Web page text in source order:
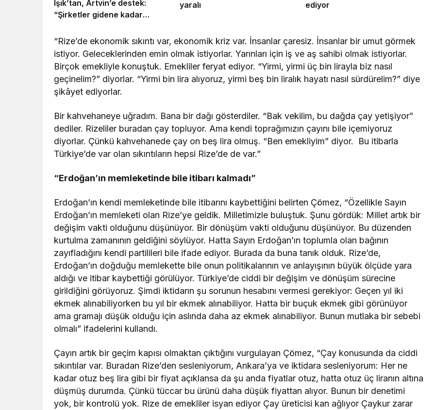
Işık’tan, Artvin’e destek:
“Şirketler gidene kadar
yaralı
ediyor
“Rize’de ekonomik sıkıntı var, ekonomik kriz var. İnsanlar çaresiz. İnsanlar bir umut görmek
istiyor. Geleceklerinden emin olmak istiyorlar. Yarınları için iş ve aş sahibi olmak istiyorlar.
Birçok emekliyle konuştuk. Emekliler feryat ediyor. “Yirmi, yirmi üç bin lirayla biz nasıl
geçinelim?” diyorlar. “Yirmi bin lira alıyoruz, yirmi beş bin liralık hayatı nasıl sürdürelim?” diye
şikâyet ediyorlar.
Bir kahvehaneye uğradım. Bana bir dağı gösterdiler. “Bak vekilim, bu dağda çay yetişiyor”
dediler. Rizeliler buradan çay topluyor. Ama kendi toprağımızın çayını bile içemiyoruz
diyorlar. Çünkü kahvehanede çay on beş lira olmuş. “Ben emekliyim” diyor. Bu itibarla
Türkiye’de var olan sıkıntıların hepsi Rize’de de var.”
“Erdoğan’ın memleketinde bile itibarı kalmadı”
Erdoğan’ın kendi memleketinde bile itibarını kaybettiğini belirten Çömez, “Özellikle Sayın
Erdoğan’ın memleketi olan Rize’ye geldik. Milletimizle buluştuk. Şunu gördük: Millet artık bir
değişim vakti olduğunu düşünüyor. Bir dönüşüm vakti olduğunu düşünüyor. Bu düzenden
kurtulma zamanının geldiğini söylüyor. Hatta Sayın Erdoğan’ın toplumla olan bağının
zayıfladığını kendi partilileri bile ifade ediyor. Burada da buna tanık olduk. Rize’de,
Erdoğan’ın doğduğu memlekette bile onun politikalarının ve anlayışının büyük ölçüde yara
aldığı ve itibar kaybettiği görülüyor. Türkiye’de ciddi bir değişim ve dönüşüm sürecine
girildiğini görüyoruz. Şimdi iktidarın şu sorunun hesabını vermesi gerekiyor: Geçen yıl iki
ekmek alınabiliyorken bu yıl bir ekmek alınabiliyor. Hatta bir buçuk ekmek gibi görünüyor
ama gramajı düşük olduğu için aslında daha az ekmek alınabiliyor. Bunun mutlaka bir sebebi
olmalı” ifadelerini kullandı.
Çayın artık bir geçim kapısı olmaktan çıktığını vurgulayan Çömez, “Çay konusunda da ciddi
sıkıntılar var. Buradan Rize’den sesleniyorum, Ankara’ya ve iktidara sesleniyorum: Her ne
kadar otuz beş lira gibi bir fiyat açıklansa da şu anda fiyatlar otuz, hatta otuz üç liranın altına
düşmüş durumda. Çünkü tüccar bu ürünü daha düşük fiyattan alıyor. Bunun bir denetimi
yok, bir kontrolü yok. Rize de emekliler isyan ediyor Çay üreticisi kan ağlıyor Çaykur zarar